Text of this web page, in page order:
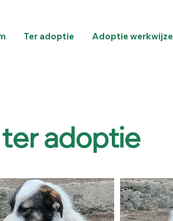
Ter adoptie Adoptie werkwijze
adoptie